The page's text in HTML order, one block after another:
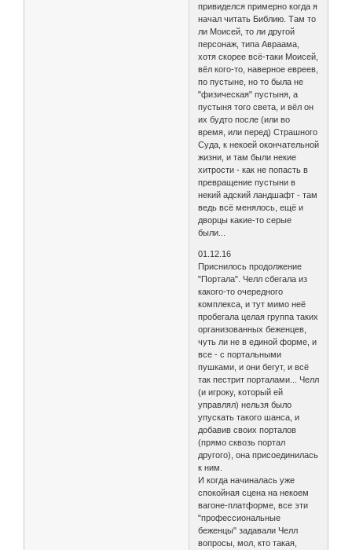
привиделся примерно когда я
начал читать Библию. Там то
ли Моисей, то ли другой
персонаж, типа Авраама,
хотя скорее всё-таки Моисей,
вёл кого-то, наверное евреев,
по пустыне, но то была не
"физическая" пустыня, а
пустыня того света, и вёл он
их будто после (или во
время, или перед) Страшного
Суда, к некоей окончательной
жизни, и там были некие
хитрости - как не попасть в
превращение пустыни в
некий адский ландшафт - там
ведь всё менялось, ещё и
дворцы какие-то серые
были...
01.12.16
Приснилось продолжение
"Портала". Челл сбегала из
какого-то очередного
комплекса, и тут мимо неё
пробегала целая группа таких
организованных беженцев,
чуть ли не в единой форме, и
все - с портальными
пушками, и они бегут, и всё
так пестрит порталами... Челл
(и игроку, который ей
управлял) нельзя было
упускать такого шанса, и
добавив своих порталов
(прямо сквозь портал
другого), она присоединилась
к ним.
И когда начиналась уже
спокойная сцена на некоем
вагоне-платформе, все эти
"профессиональные
беженцы" задавали Челл
вопросы, мол, кто такая,